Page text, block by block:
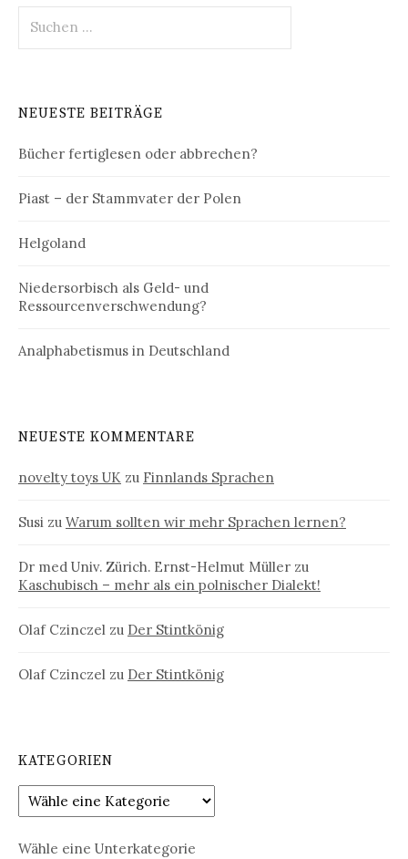
nach:
NEUESTE BEITRÄGE
Bücher fertiglesen oder abbrechen?
Piast – der Stammvater der Polen
Helgoland
Niedersorbisch als Geld- und
Ressourcenverschwendung?
Analphabetismus in Deutschland
NEUESTE KOMMENTARE
novelty toys UK zu Finnlands Sprachen
Susi zu Warum sollten wir mehr Sprachen lernen?
Dr med Univ. Zürich. Ernst-Helmut Müller zu
Kaschubisch – mehr als ein polnischer Dialekt!
Olaf Czinczel zu Der Stintkönig
Olaf Czinczel zu Der Stintkönig
KATEGORIEN
Wähle eine Unterkategorie